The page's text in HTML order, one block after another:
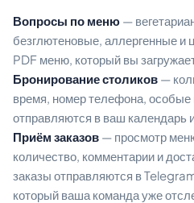
Вопросы по меню —
безглютеновые, аллергенные и
PDF меню, который вы
Бронирование столиков —
время, номер телефона,
отправляются в ваш
Приём заказов — просмотр
количество, комментарии и
заказы отправляются в
который ваша команда уже